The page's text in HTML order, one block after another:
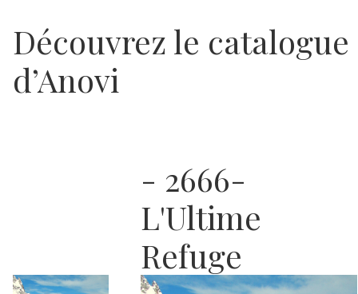
Découvrez le catalogue
d’Anovi
- 2666-
L'Ultime
Refuge